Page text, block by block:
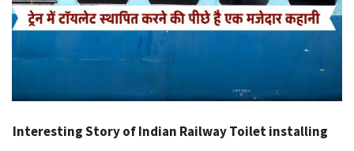
Interesting Story of Indian Railway Toilet installing